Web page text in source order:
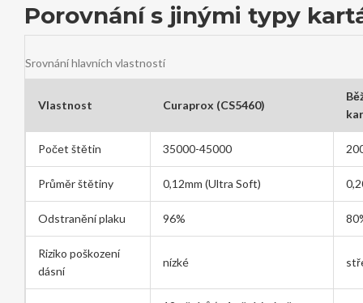
Porovnání s jinými typy
Srovnání hlavních vlastností
Vlastnost Curaprox (CS5460)
Počet štětin 35000-45000
Průměr štětiny 0,12mm (Ultra Soft)
Odstranění plaku 96%
Riziko poškození
dásní
nízké